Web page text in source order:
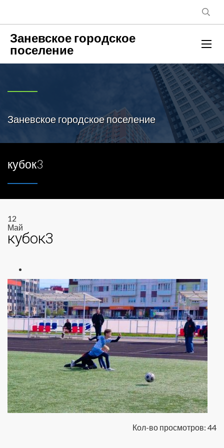
Заневское городское
поселение
Заневское городское поселение
кубок3
12
Май
кубок3
Кол-во просмотров: 44